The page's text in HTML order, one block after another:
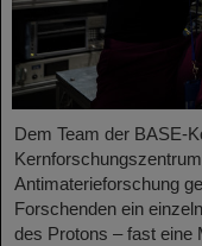
Dem Team der BASE-
Antimaterieforschung
Forschenden ein
des Protons – fast eine